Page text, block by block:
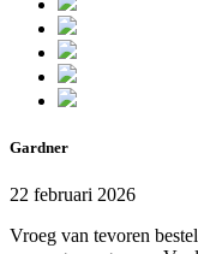
Gardner
22 februari 2026
Vroeg van tevoren